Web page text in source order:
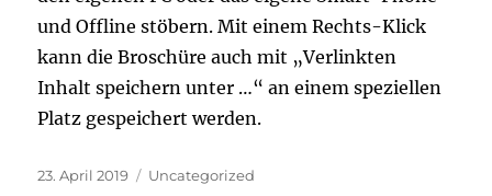
und Offline stöbern. Mit einem Rechts-Klick
kann die Broschüre auch mit „Verlinkten
Inhalt speichern unter …“ an einem speziellen
Platz gespeichert werden.
Veröffentlicht
23. April 2019 Kategorien
Uncategorized